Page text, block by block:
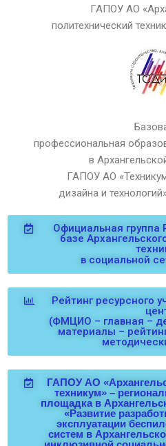
ГАПОУ АО
политехнический
профессиональная
в
ГАПОУ АО
дизайна и
Официальная
базе
в социальной
Рейтинг ресурсного
(ФМЦИО – главная –
материалы –
ГАПОУ АО
техникум» –
площадка в
«Развитие
эксплуатации
систем в